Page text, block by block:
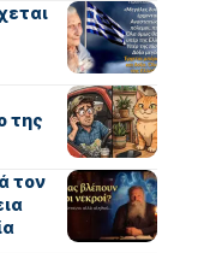
της
τον